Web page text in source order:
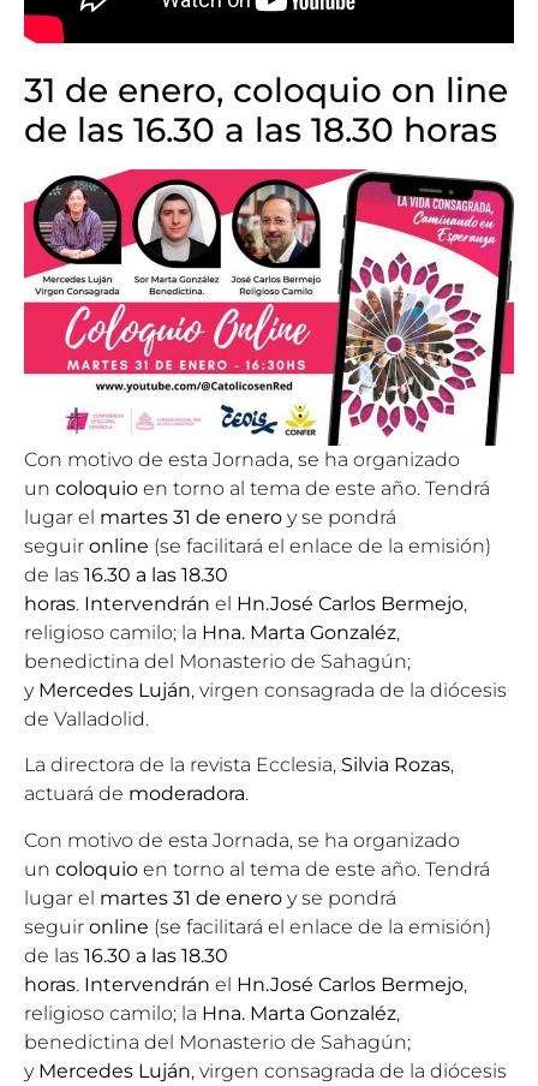
31 de enero, coloquio on line
de las 16.30 a las 18.30 horas
Con motivo de esta Jornada, se ha organizado
un coloquio en torno al tema de este año. Tendrá
lugar el martes 31 de enero y se pondrá
seguir online (se facilitará el enlace de la emisión)
de las 16.30 a las 18.30
horas. Intervendrán el Hn.José Carlos Bermejo,
religioso camilo; la Hna. Marta Gonzaléz,
benedictina del Monasterio de Sahagún;
y Mercedes Luján, virgen consagrada de la diócesis
de Valladolid.
La directora de la revista Ecclesia, Silvia Rozas,
actuará de moderadora.
Con motivo de esta Jornada, se ha organizado
un coloquio en torno al tema de este año. Tendrá
lugar el martes 31 de enero y se pondrá
seguir online (se facilitará el enlace de la emisión)
de las 16.30 a las 18.30
horas. Intervendrán el Hn.José Carlos Bermejo,
religioso camilo; la Hna. Marta Gonzaléz,
benedictina del Monasterio de Sahagún;
y Mercedes Luján, virgen consagrada de la diócesis